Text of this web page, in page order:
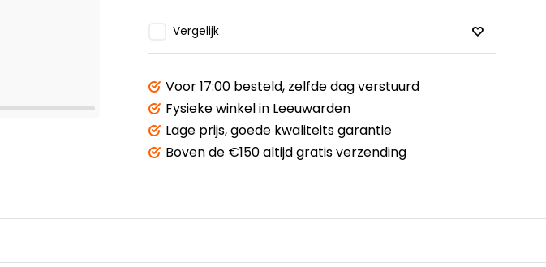
Vergelijk
Voor 17:00 besteld, zelfde dag verstuurd
Fysieke winkelin Leeuwarden
Lage prijs,goede kwaliteits garantie
Boven de €150altijd gratis verzending